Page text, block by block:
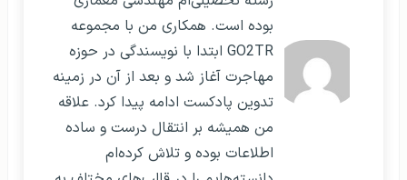
بوده است. همکاری من با مجموعه
GO2TR ابتدا با نویسندگی در حوزه
مهاجرت آغاز شد و بعد از آن در زمینه
تدوین پادکست ادامه پیدا کرد. علاقه
من همیشه بر انتقال درست و ساده
اطلاعات بوده و تلاش کرده‌ام